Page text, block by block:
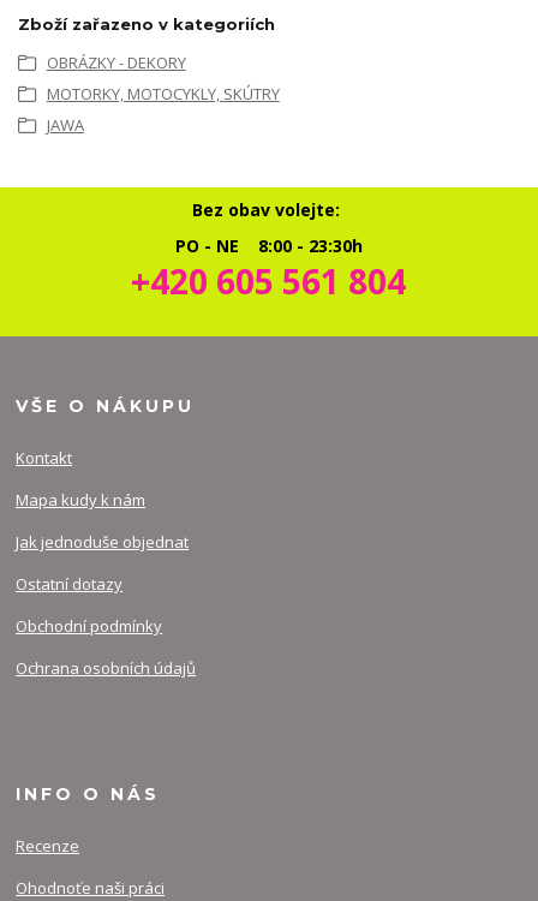
Zboží zařazeno v kategoriích
OBRÁZKY - DEKORY
MOTORKY, MOTOCYKLY, SKÚTRY
JAWA
Bez obav volejte:
PO - NE 8:00 - 23:30h
+420 605 561 804
VŠE O NÁKUPU
Kontakt
Mapa kudy k nám
Jak jednoduše objednat
Ostatní dotazy
Obchodní podmínky
Ochrana osobních údajů
INFO O NÁS
Recenze
Ohodnoťe naši práci